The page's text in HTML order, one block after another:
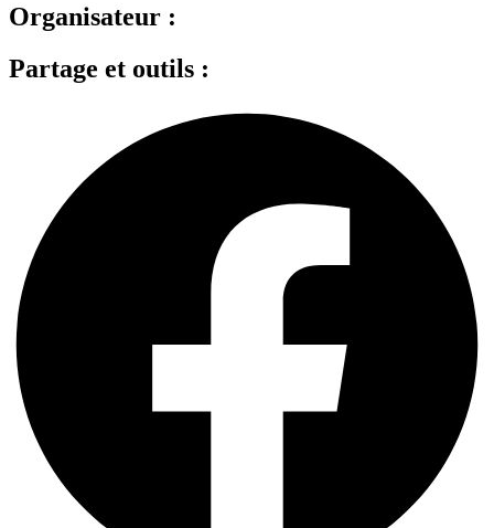
Organisateur :
Partage et outils :